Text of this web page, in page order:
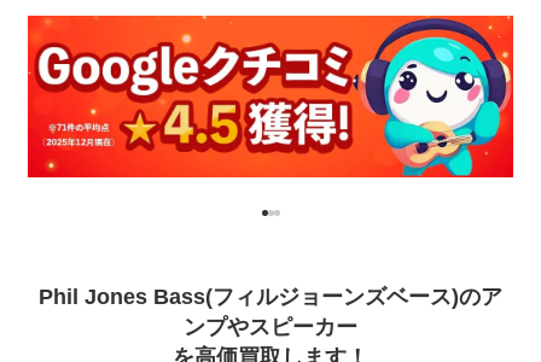
Phil Jones Bass(フィルジョーンズベース)のア
ンプやスピーカー